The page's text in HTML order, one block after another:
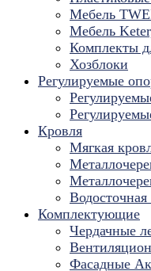
Мебель
Мебель
Комплекты
Хозблоки
Регулируемые
Кровля
Мягкая
Водосточная
Комплектующие
Чердачные
Фасадные